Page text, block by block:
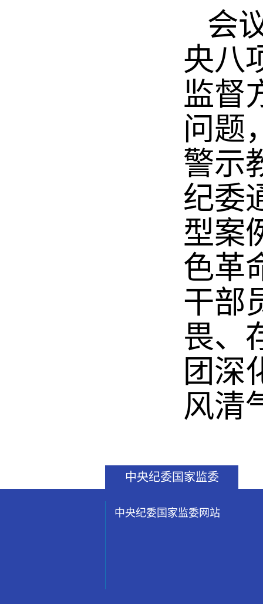
会
央八
监督
问题
警示
纪委
型案
色革
干部
畏、
团深
风清
中央纪委国家监委
中央纪委国家监委网站